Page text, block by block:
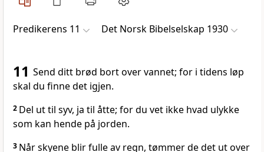
Predikerens 11 Det Norsk Bibelselskap 1930
11 Send ditt brød bort over vannet; for i tidens løp
skal du finne det igjen.
2 Del ut til syv, ja til åtte; for du vet ikke hvad ulykke
som kan hende på jorden.
3 Når skyene blir fulle av regn, tømmer de det ut over